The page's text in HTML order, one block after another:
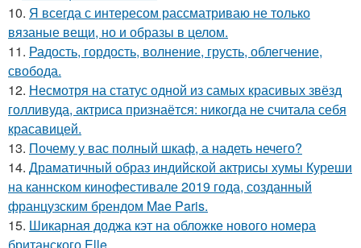
10. Я всегда с интересом рассматриваю не только
вязаные вещи, но и образы в целом.
11. Радость, гордость, волнение, грусть, облегчение,
свобода.
12. Несмотря на статус одной из самых красивых звёзд
голливуда, актриса признаётся: никогда не считала себя
красавицей.
13. Почему у вас полный шкаф, а надеть нечего?
14. Драматичный образ индийской актрисы хумы Куреши
на каннском кинофестивале 2019 года, созданный
французским брендом Mae Paris.
15. Шикарная доджа кэт на обложке нового номера